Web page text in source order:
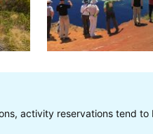
activity reservations tend to